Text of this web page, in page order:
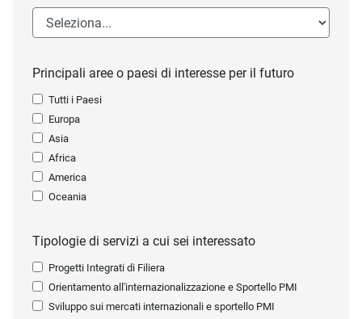
Principali aree o paesi di interesse per il futuro
Tutti i Paesi
Europa
Asia
Africa
America
Oceania
Tipologie di servizi a cui sei interessato
Progetti Integrati di Filiera
Orientamento all'internazionalizzazione e Sportello PMI
Sviluppo sui mercati internazionali e sportello PMI